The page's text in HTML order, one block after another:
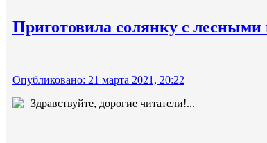
Приготовила солянку с лесными
Опубликовано: 21 марта 2021, 20:22
Здравствуйте, дорогие читатели!...